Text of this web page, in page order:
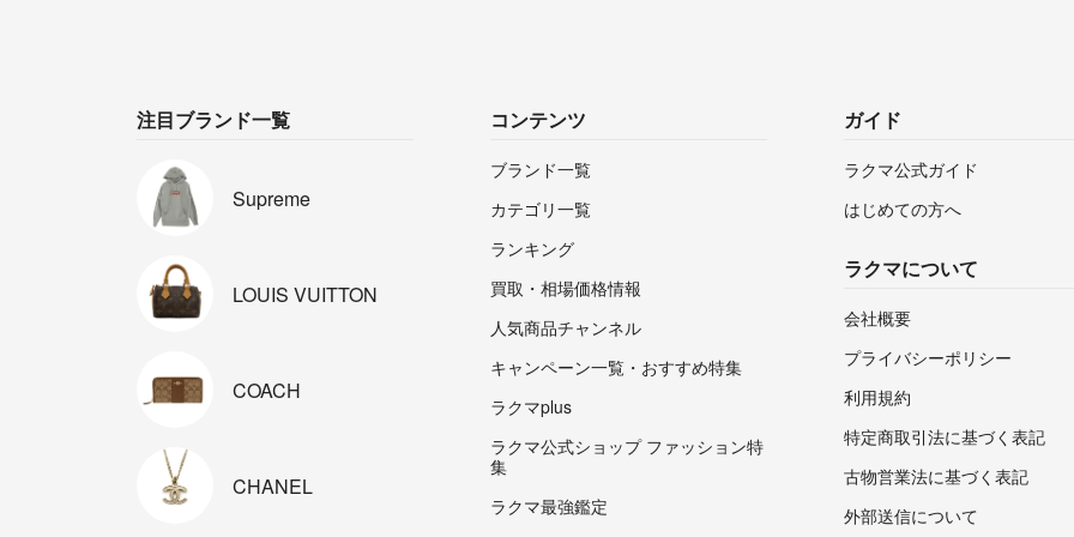
注目ブランド一覧
Supreme
LOUIS VUITTON
COACH
CHANEL
コンテンツ
ブランド一覧
カテゴリ一覧
ランキング
買取・相場価格情報
人気商品チャンネル
キャンペーン一覧・おすすめ特集
ラクマplus
ラクマ公式ショップ ファッション特
集
ラクマ最強鑑定
ガイド
ラクマ公式ガイド
はじめての方へ
ラクマについて
会社概要
プライバシーポリシー
利用規約
特定商取引法に基づく表記
古物営業法に基づく表記
外部送信について